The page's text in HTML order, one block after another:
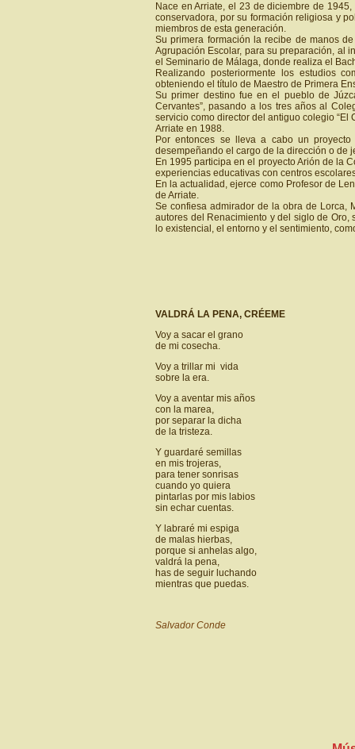
Nace en Arriate, el 23 de diciembre de
conservadora, por su formación religiosa y
miembros de esta generación.
Su primera formación la recibe de manos
Agrupación Escolar, para su preparación, al
el Seminario de Málaga, donde realiza el
Realizando posteriormente los estudios
obteniendo el título de Maestro de Primera
Su primer destino fue en el pueblo de
Cervantes”, pasando a los tres años al
servicio como director del antiguo colegio
Arriate en 1988.
Por entonces se lleva a cabo un
desempeñando el cargo de la dirección o de
En 1995 participa en el proyecto Arión de la
experiencias educativas con centros
En la actualidad, ejerce como Profesor de
de Arriate.
Se confiesa admirador de la obra de Lorca,
autores del Renacimiento y del siglo de
lo existencial, el entorno y el sentimiento,
VALDRÁ LA PENA, CRÉEME
Voy a sacar el grano
de mi cosecha.
Voy a trillar mi vida
sobre la era.
Voy a aventar mis años
con la marea,
por separar la dicha
de la tristeza.
Y guardaré semillas
en mis trojeras,
para tener sonrisas
cuando yo quiera
pintarlas por mis labios
sin echar cuentas.
Y labraré mi espiga
de malas hierbas,
porque si anhelas algo,
valdrá la pena,
has de seguir luchando
mientras que puedas.
Salvador Conde